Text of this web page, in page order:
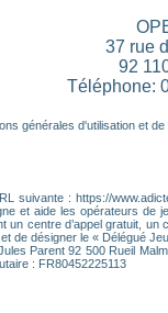
37 rue
92
Téléphone:
générales d'utilisation et de
suivante : https://
et aide les opérateurs
centre d’appel gratuit,
de désigner le « Délégué
Parent 92 500 Rueil
: FR80452225113